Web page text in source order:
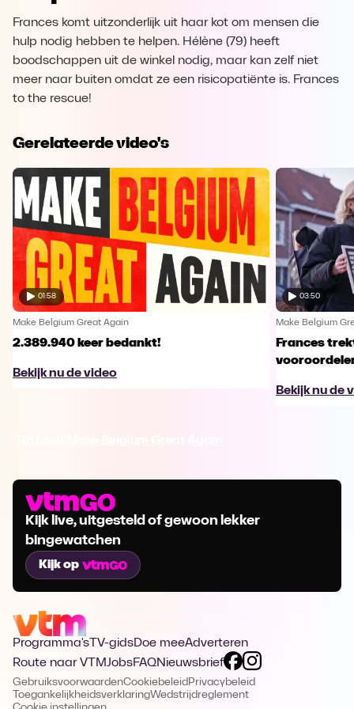
Frances komt uitzonderlijk uit haar kot om mensen die
hulp nodig hebben te helpen. Hélène (79) heeft
boodschappen uit de winkel nodig, maar kan zelf niet
meer naar buiten omdat ze een risicopatiënte is. Frances
to the rescue!
Gerelateerde video's
01:58
Make Belgium Great Again
2.389.940 keer bedankt!
Bekijk nu de video
03:50
Make Belgium
Frances
Bekijk nu de
Kijk live, uitgesteld of gewoon lekker
bingewatchen
Kijk op
Programma's TV-gidsDoe meeAdverteren
Route naar VTMJobsFAQNieuwsbrief
GebruiksvoorwaardenCookiebeleid Privacybeleid
ToegankelijkheidsverklaringWedstrijdreglement